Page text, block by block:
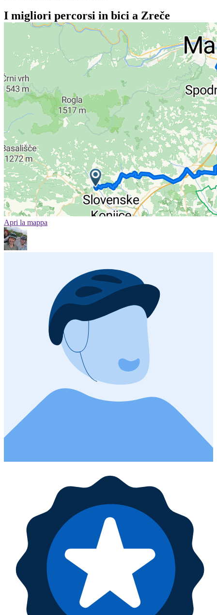
I migliori percorsi in bici a Zreče
Apri la mappa